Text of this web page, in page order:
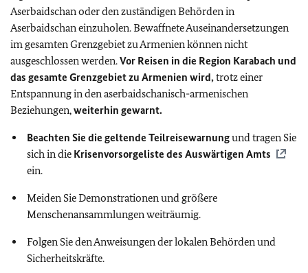
Aserbaidschan oder den zuständigen Behörden in
Aserbaidschan einzuholen. Bewaffnete Auseinandersetzungen
im gesamten Grenzgebiet zu Armenien können nicht
ausgeschlossen werden.Vor Reisen in die Region Karabach und
das gesamte Grenzgebiet zu Armenien wird,trotz einer
Entspannung in den aserbaidschanisch-armenischen
Beziehungen,weiterhin gewarnt.
Beachten Sie die geltende Teilreisewarnungund tragen Sie
sich in die Krisenvorsorgeliste des Auswärtigen Amts
ein.
Meiden Sie Demonstrationen und größere
Menschenansammlungen weiträumig.
Folgen Sie den Anweisungen der lokalen Behörden und
Sicherheitskräfte.